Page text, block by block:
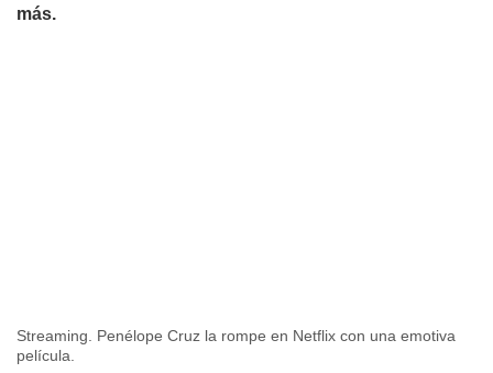
más.
Streaming. Penélope Cruz la rompe en Netflix con una emotiva
película.